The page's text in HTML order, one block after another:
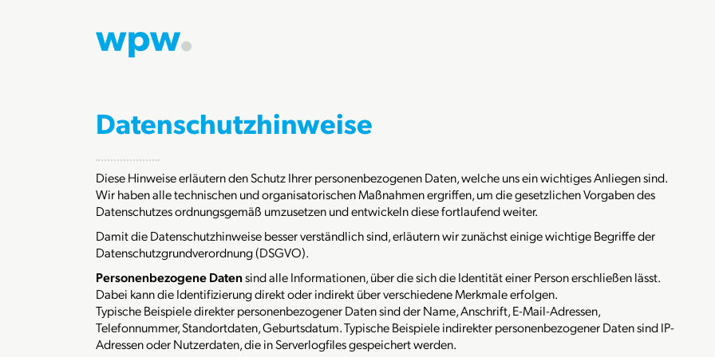
Datenschutzhinweise
Diese Hinweise erläutern den Schutz Ihrer personenbezogenen Daten, welche uns ein wichtiges Anliegen sind.
Wir haben alle technischen und organisatorischen Maßnahmen ergriffen, um die gesetzlichen Vorgaben des
Datenschutzes ordnungsgemäß umzusetzen und entwickeln diese fortlaufend weiter.
Damit die Datenschutzhinweise besser verständlich sind, erläutern wir zunächst einige wichtige Begriffe der
Datenschutzgrundverordnung (DSGVO).
Personenbezogene Datensind alle Informationen, über die sich die Identität einer Person erschließen lässt.
Dabei kann die Identifizierung direkt oder indirekt über verschiedene Merkmale erfolgen.
Typische Beispiele direkter personenbezogener Daten sind der Name, Anschrift, E-Mail-Adressen,
Telefonnummer, Standortdaten, Geburtsdatum. Typische Beispiele indirekter personenbezogener Daten sind IP-
Adressen oder Nutzerdaten, die in Serverlogfiles gespeichert werden.